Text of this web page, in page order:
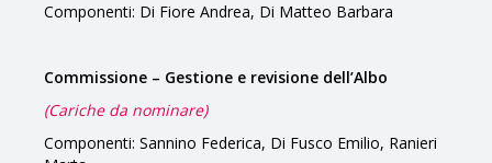
Componenti: Di Fiore Andrea, Di Matteo Barbara
Commissione – Gestione e revisione dell’Albo
(Cariche da nominare)
Componenti: Sannino Federica, Di Fusco Emilio, Ranieri